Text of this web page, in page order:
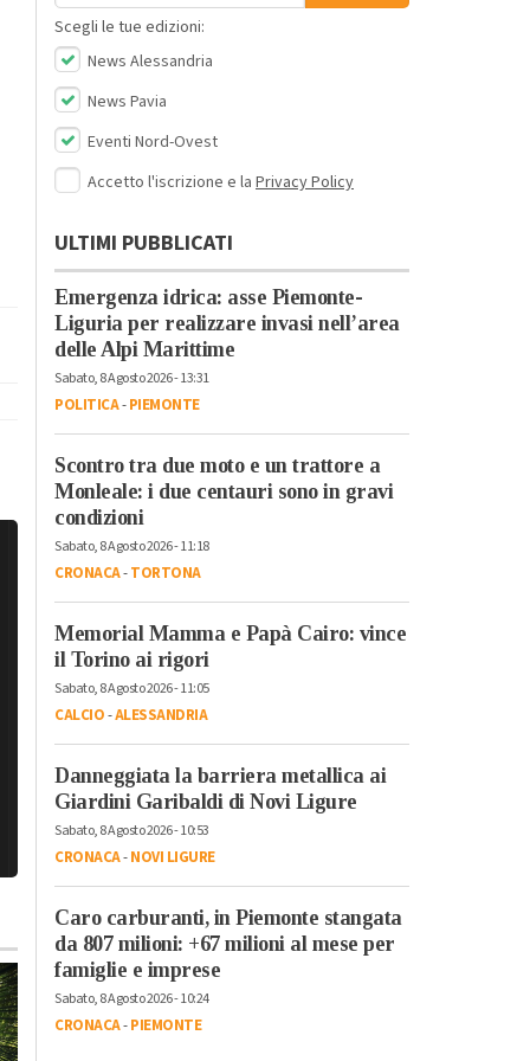
Scegli le tue edizioni:
News Alessandria
News Pavia
Eventi Nord-Ovest
Accetto l'iscrizione e la Privacy Policy
ULTIMI PUBBLICATI
Emergenza idrica: asse Piemonte-
Liguria per realizzare invasi nell’area
delle Alpi Marittime
Sabato, 8 Agosto 2026 - 13:31
POLITICA-PIEMONTE
Scontro tra due moto e un trattore a
Monleale: i due centauri sono in gravi
condizioni
Sabato, 8 Agosto 2026 - 11:18
CRONACA-TORTONA
Memorial Mamma e Papà Cairo: vince
il Torino ai rigori
Sabato, 8 Agosto 2026 - 11:05
CALCIO-ALESSANDRIA
Danneggiata la barriera metallica ai
Giardini Garibaldi di Novi Ligure
Sabato, 8 Agosto 2026 - 10:53
CRONACA-NOVI LIGURE
Caro carburanti, in Piemonte stangata
da 807 milioni: +67 milioni al mese per
famiglie e imprese
Sabato, 8 Agosto 2026 - 10:24
CRONACA-PIEMONTE